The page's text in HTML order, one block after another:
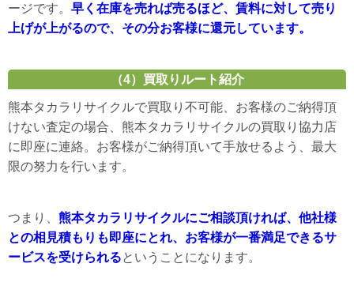
ージです。 早く在庫を売れば売るほど、賃料に対して売り
上げが上がるので、その分お客様に還元しています。
（4）買取りルート紹介
熊本タカラリサイクルで買取り不可能、お客様のご納得頂
けない査定の場合、熊本タカラリサイクルの買取り協力店
に即座に連絡。お客様がご納得頂いて手放せるよう、最大
限の努力を行います。
つまり、 熊本タカラリサイクルにご相談頂ければ、他社様
との相見積もりも即座にとれ、お客様が一番満足できるサ
ービスを受けられるということになります。